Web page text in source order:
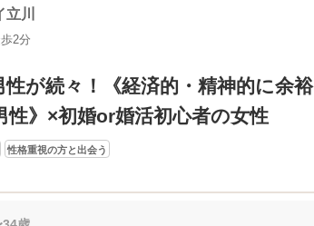
川
2分
性が続々！《経済的・精神的に余裕
性》×初婚or婚活初心者の女性
性格重視の方と出会う